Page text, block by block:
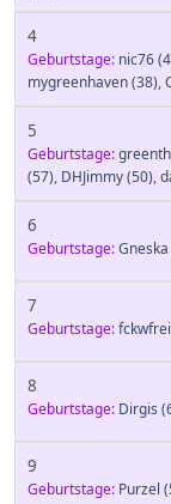
4
Geburtstage: nic76
mygreenhaven(38),
5
Geburtstage:
(57), DHJimmy(50),
6
Geburtstage:Gneska
7
Geburtstage:fckwfrei
8
Geburtstage: Dirgis
9
Geburtstage: Purzel